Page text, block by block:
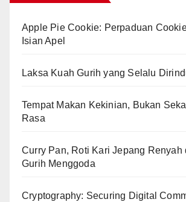
Apple Pie Cookie: Perpaduan
Isian Apel
Laksa Kuah Gurih yang Selalu
Tempat Makan Kekinian, Bukan
Rasa
Curry Pan, Roti Kari Jepang Renyah
Gurih Menggoda
Cryptography: Securing Digital